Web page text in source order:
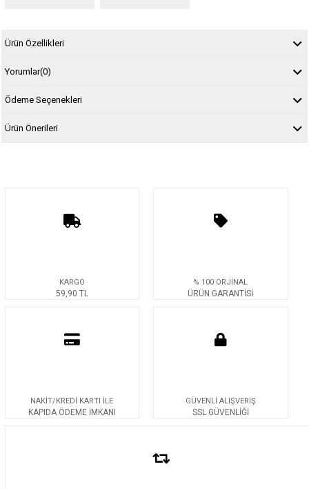
Ürün Özellikleri
Yorumlar(0)
Ödeme Seçenekleri
Ürün Önerileri
KARGO
59,90 TL
% 100 ORJİNAL
ÜRÜN GARANTİSİ
NAKİT/KREDİ KARTI İLE
KAPIDA ÖDEME İMKANI
GÜVENLİ ALIŞVERİŞ
SSL GÜVENLİĞİ